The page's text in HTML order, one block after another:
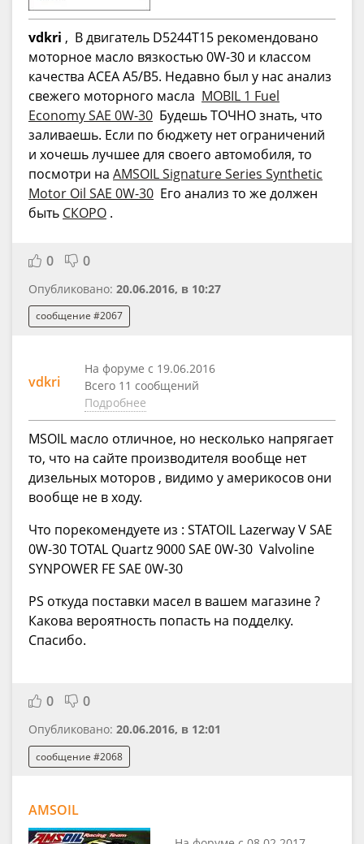
vdkri , В двигатель D5244T15 рекомендовано
моторное масло вязкостью 0W-30 и классом
качества ACEA A5/B5. Недавно был у нас анализ
свежего моторного масла MOBIL 1 Fuel
Economy SAE 0W-30 Будешь ТОЧНО знать, что
заливаешь. Если по бюджету нет ограничений
и хочешь лучшее для своего автомобиля, то
посмотри на AMSOIL Signature Series Synthetic
Motor Oil SAE 0W-30 Его анализ то же должен
быть СКОРО .
0 0
Опубликовано: 20.06.2016, в 10:27
сообщение #2067
vdkri
На форуме с 19.06.2016
Всего 11 сообщений
Подробнее
MSOIL масло отличное, но несколько напрягает
то, что на сайте производителя вообще нет
дизельных моторов , видимо у америкосов они
вообще не в ходу.
Что порекомендуете из : STATOIL Lazerway V SAE
0W-30 TOTAL Quartz 9000 SAE 0W-30 Valvoline
SYNPOWER FE SAE 0W-30
PS откуда поставки масел в вашем магазине ?
Какова вероятность попасть на подделку.
Спасибо.
0 0
Опубликовано: 20.06.2016, в 12:01
сообщение #2068
AMSOIL